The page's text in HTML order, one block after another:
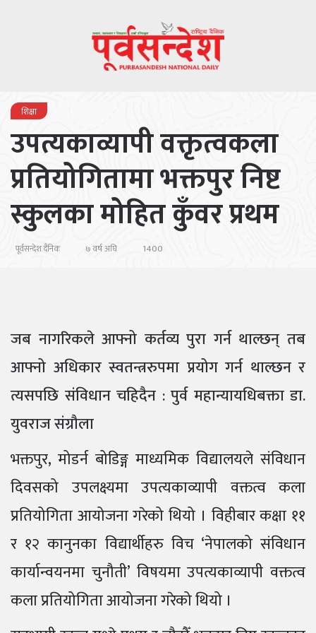
शिक्षा
उपत्यकाव्यापी वक्तृत्वकला
प्रतियोगितामा भक्तपुर निष्ट
स्कुलका मोहित कुँवर प्रथम
पूर्वसन्देश दैनिक ७ वर्ष अघि 1400
जब नागरिकले आफ्नो कर्तव्य पुरा गर्न थाल्छन् तब
आफ्नो अधिकार स्वतन्त्ररुपमा प्रयोग गर्न थाल्छन र
त्यसपछि संविधान चहिदैन : पुर्व महान्यायधिबक्ता डा.
युवराज संग्रौला
भक्तपुर, मोडर्न बोडिङ्ग माध्यमिक विद्यालयले संविधान
दिवसको उपलक्ष्यमा उपत्यकाव्यापी वक्तत्व कला
प्रतियोगिता आयोजना गरेको थियो । विहीबार कक्षा ११
र १२ कानुनका विद्यार्थीहरु विच ‘नेपालको संविधान
कार्यान्वयनमा चुनौती’ विषयमा उपत्यकाव्यापी वक्तत्व
कला प्रतियोगिता आयोजना गरेको थियो ।